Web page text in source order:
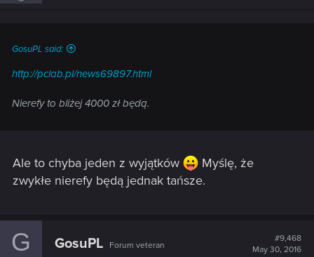
GosuPL said:
http://pclab.pl/news69897.html
Nierefy to bliżej 4000 zł będą.
Ale to chyba jeden z wyjątków
Myślę, że
zwykłe nierefy będą jednak tańsze.
G GosuPL Forum veteran
#9,468
May 30, 2016